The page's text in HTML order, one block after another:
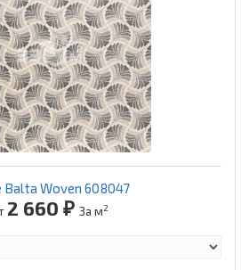
Balta Woven 608047
2 660 ₽ За м2